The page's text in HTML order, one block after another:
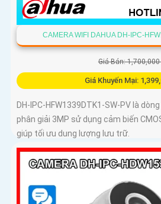
CAMERA WIFI DAHUA DH-IPC-
Giá Bán: 1,700,000
Giá Khuyến Mại:
DH-IPC-HFW1339DTK1-SW-PV là
phân giải 3MP sử dụng cảm biến
giúp tối ưu dung lượng lưu trữ.